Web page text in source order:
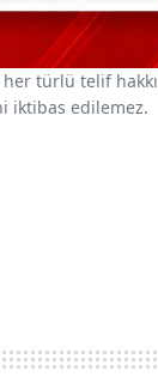
türlü telif hakkı
iktibas edilemez.